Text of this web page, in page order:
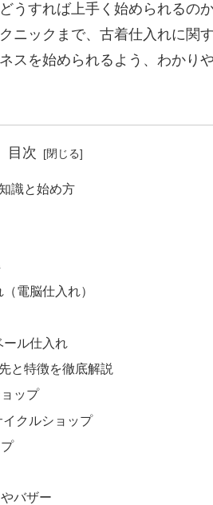
うすれば上手く始められるの
ニックまで、古着仕入れに関
スを始められるよう、わかり
目次
識と始め方
電脳仕入れ）
ール仕入れ
と特徴を徹底解説
ップ
クルショップ
バザー